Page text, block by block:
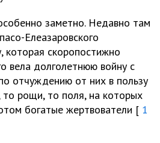
заметно. Недавно там
Елеазаровского
которая скоропостижно
вела долголетнюю войну с
отчуждению от них в пользу
рощи, то поля, на которых
богатые жертвователи [ 1